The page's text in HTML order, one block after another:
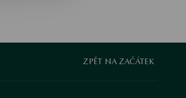
ZPĚT NA ZAČÁTEK